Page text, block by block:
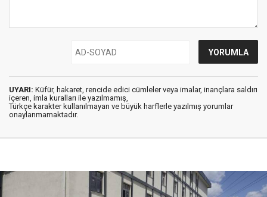
UYARI: Küfür, hakaret, rencide edici cümleler veya imalar, inançlara saldırı
içeren, imla kuralları ile yazılmamış,
Türkçe karakter kullanılmayan ve büyük harflerle yazılmış yorumlar
onaylanmamaktadır.